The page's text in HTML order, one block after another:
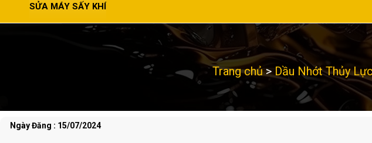
SỬA MÁY SẤY KHÍ
Trang chủ> Dầu Nhớt Thủy Lực
Ngày Đăng : 15/07/2024